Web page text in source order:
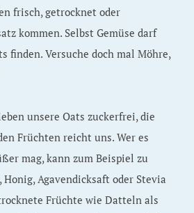
frisch, getrocknet oder
kommen. Selbst Gemüse darf
finden. Versuche doch mal Möhre,
unsere Oats zuckerfrei, die
Früchten reicht uns. Wer es
mag, kann zum Beispiel zu
Agavendicksaft oder Stevia
Früchte wie Datteln als